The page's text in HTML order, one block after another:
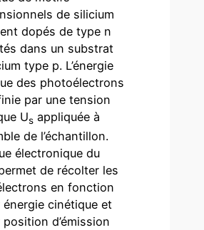
de silicium
dopés de type n
dans un substrat
type p. L’énergie
des photoélectrons
par une tension
Us appliquée à
de l’échantillon.
électronique du
de récolter les
en fonction
énergie cinétique et
position d’émission